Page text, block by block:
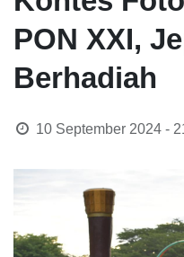
PON XXI,
Berhadiah
10 September 2024 -